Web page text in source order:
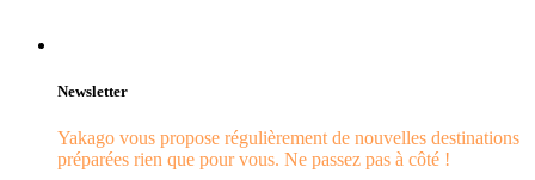
Newsletter
Yakago vous propose régulièrement de nouvelles destinations
préparées rien que pour vous. Ne passez pas à côté !